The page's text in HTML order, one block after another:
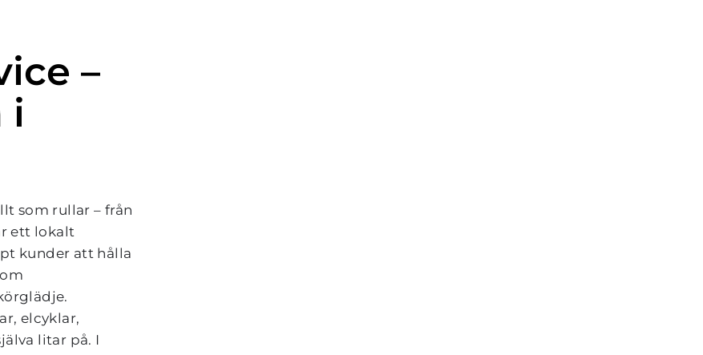
–
i
som rullar – från
ett lokalt
kunder att hålla
elcyklar,
litar på. I